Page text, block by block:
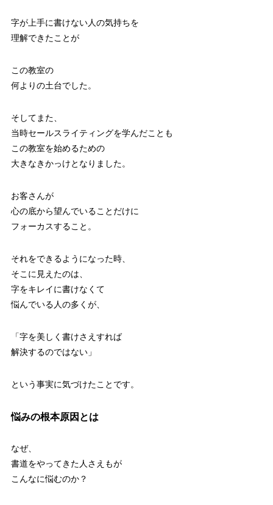
字が上手に書けない人の気持ちを
理解できたことが
この教室の
何よりの土台でした。
そしてまた、
当時セールスライティングを学んだことも
この教室を始めるための
大きなきかっけとなりました。
お客さんが
心の底から望んでいることだけに
フォーカスすること。
それをできるようになった時、
そこに見えたのは、
字をキレイに書けなくて
悩んでいる人の多くが、
「字を美しく書けさえすれば
解決するのではない」
という事実に気づけたことです。
悩みの根本原因とは
なぜ、
書道をやってきた人さえもが
こんなに悩むのか？